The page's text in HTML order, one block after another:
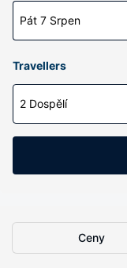
Pát 7 Srpen
Travellers
2 Dospělí
Ceny